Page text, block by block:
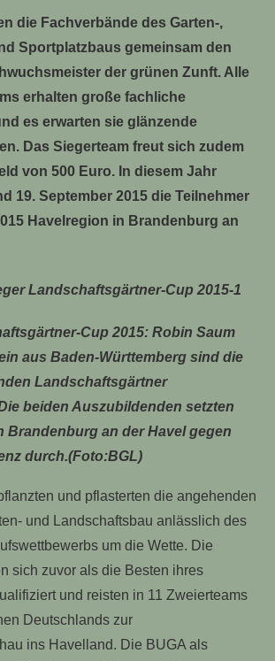
die Fachverbände des Garten-,
Sportplatzbaus gemeinsam den
der grünen Zunft. Alle
erhalten große fachliche
es erwarten sie glänzende
Das Siegerteam freut sich zudem
von 500 Euro. In diesem Jahr
19. September 2015 die Teilnehmer
Havelregion in Brandenburg an
Cup 2015: Robin Saum
aus Baden-Württemberg sind die
Landschaftsgärtner
beiden Auszubildenden setzten
Brandenburg an der Havel gegen
durch.(Foto:BGL)
und pflasterten die angehenden
und Landschaftsbau anlässlich des
um die Wette. Die
sich zuvor als die Besten ihres
und reisten in 11 Zweierteams
Deutschlands zur
ins Havelland. Die BUGA als